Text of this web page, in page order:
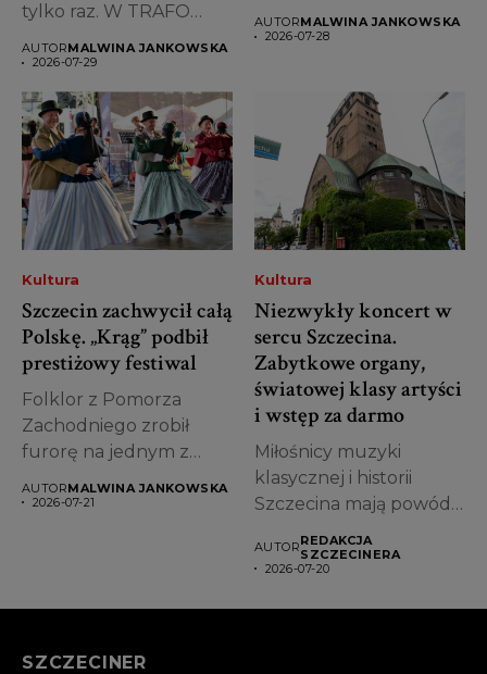
tylko raz. W TRAFO
AUTORMALWINA JANKOWSKA
2026-07-29
AUTORMALWINA JANKOWSKA
2026-07-28
Kultura
Szczecin zachwycił całą
Polskę. „Krąg” podbił
prestiżowy festiwal
Folklor z Pomorza
Zachodniego zrobił
furorę na jednym z
wydarzeń
AUTORMALWINA JANKOWSKA
2026-07-21
Kultura
Niezwykły koncert w
sercu Szczecina.
Zabytkowe organy,
światowej klasy artyści
i wstęp za darmo
Miłośnicy muzyki
klasycznej i historii
Szczecina mają powód,
AUTORREDAKCJA
SZCZECINERA
2026-07-20
SZCZECINER